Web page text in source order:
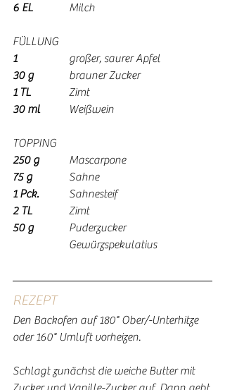
6 EL
Milch
FÜLLUNG
	großer, saurer Apfel
30 g
brauner Zucker
	Zimt
30 ml
Weißwein
TOPPING
250 g
Mascarpone
75 g
		Sahne
1 Pck.
Sahnesteif
2 TL
Zimt
50 g
Puderzucker
		Gewürzspekulatius
REZEPT
Den Backofen auf 180° Ober/-Unterhitze
oder 160° Umluft vorheizen.
Schlagt zunächst die weiche Butter mit